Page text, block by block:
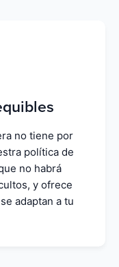
no tiene por
política de
no habrá
y ofrece
adaptan a tu